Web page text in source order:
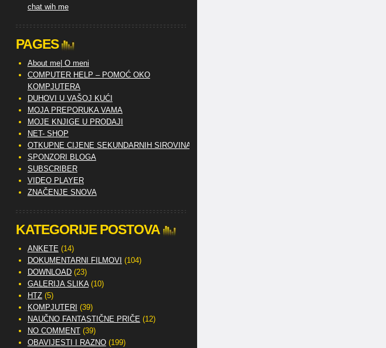
chat wih me
PAGES
About me| O meni
COMPUTER HELP – POMOĆ OKO
KOMPJUTERA
DUHOVI U VAŠOJ KUĆI
MOJA PREPORUKA VAMA
MOJE KNJIGE U PRODAJI
NET- SHOP
OTKUPNE CIJENE SEKUNDARNIH SIROVINA
SPONZORI BLOGA
SUBSCRIBER
VIDEO PLAYER
ZNAČENJE SNOVA
KATEGORIJE POSTOVA
ANKETE (14)
DOKUMENTARNI FILMOVI (104)
DOWNLOAD(23)
GALERIJA SLIKA(10)
HTZ(5)
KOMPJUTERI (39)
NAUČNO FANTASTIČNE PRIČE (12)
NO COMMENT(39)
OBAVIJESTI I RAZNO(199)